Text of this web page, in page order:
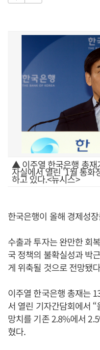
▲ 이주열 한국은행 총재
자실에서 열린 '1월 통화
하고 있다.<뉴시스>
한국은행이 올해 경제성
수출과 투자는 완만한 회
국 정책의 불확실성과 박
게 위축될 것으로 전망됐
이주열 한국은행 총재는
서 열린 기자간담회에서
망치를 기존 2.8%에서
혔다.